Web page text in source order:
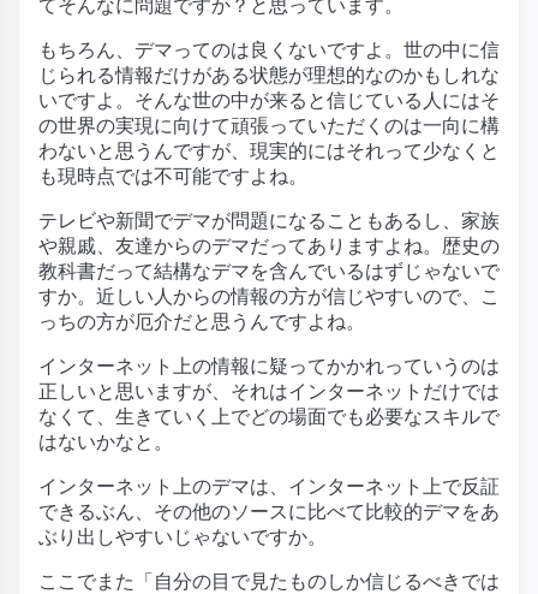
てそんなに問題ですか？と思っています。
もちろん、デマってのは良くないですよ。世の中に信
じられる情報だけがある状態が理想的なのかもしれな
いですよ。そんな世の中が来ると信じている人にはそ
の世界の実現に向けて頑張っていただくのは一向に構
わないと思うんですが、現実的にはそれって少なくと
も現時点では不可能ですよね。
テレビや新聞でデマが問題になることもあるし、家族
や親戚、友達からのデマだってありますよね。歴史の
教科書だって結構なデマを含んでいるはずじゃないで
すか。近しい人からの情報の方が信じやすいので、こ
っちの方が厄介だと思うんですよね。
インターネット上の情報に疑ってかかれっていうのは
正しいと思いますが、それはインターネットだけでは
なくて、生きていく上でどの場面でも必要なスキルで
はないかなと。
インターネット上のデマは、インターネット上で反証
できるぶん、その他のソースに比べて比較的デマをあ
ぶり出しやすいじゃないですか。
ここでまた「自分の目で見たものしか信じるべきでは